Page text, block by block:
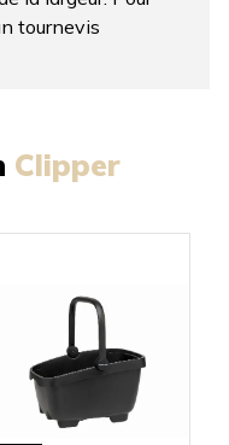
tournevis
Clipper